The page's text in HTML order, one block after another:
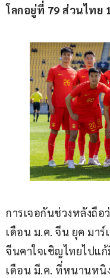
โลกอยู่ที่ 79 ส่วนไทย
การเจอกันช่วงหลังถือ
เดือน ม.ค. จีน ยุค มา
จีนคาใจเชิญไทยไปแ
เดือน มี.ค. ที่หนานหนิ